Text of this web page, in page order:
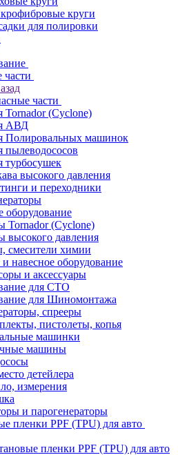
круги
для полировки
части
части
Tornador (Cyclone)
АВД
Полировальных машинок
пылеводососов
турбосушек
высокого давления
и переходники
оборудование
Tornador (Cyclone)
высокого давления
смесители химии
навесное оборудование
и аксессуары
для СТО
для Шиномонтажа
спрееры
пистолеты, копья
машинки
машины
детейлера
измерения
и парогенераторы
пленки PPF (TPU) для авто
пленки PPF (TPU) для авто